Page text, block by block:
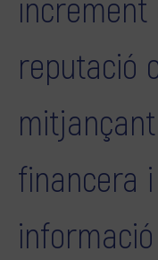
increment
reputació
financera
informació